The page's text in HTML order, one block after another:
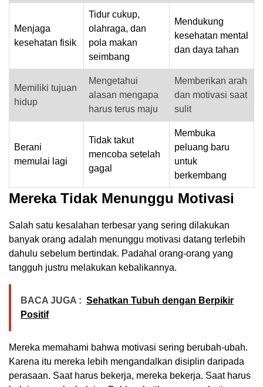
Menjaga
kesehatan fisik
Tidur cukup,
olahraga, dan
pola makan
seimbang
Mendukung
kesehatan mental
dan daya tahan
Memiliki tujuan
hidup
Mengetahui
alasan mengapa
harus terus maju
Memberikan arah
dan motivasi saat
sulit
Berani
memulai lagi
Tidak takut
mencoba setelah
gagal
Membuka
peluang baru
untuk
berkembang
Mereka Tidak Menunggu Motivasi
Salah satu kesalahan terbesar yang sering dilakukan
banyak orang adalah menunggu motivasi datang terlebih
dahulu sebelum bertindak. Padahal orang-orang yang
tangguh justru melakukan kebalikannya.
BACA JUGA : Sehatkan Tubuh dengan Berpikir
Positif
Mereka memahami bahwa motivasi sering berubah-ubah.
Karena itu mereka lebih mengandalkan disiplin daripada
perasaan. Saat harus bekerja, mereka bekerja. Saat harus